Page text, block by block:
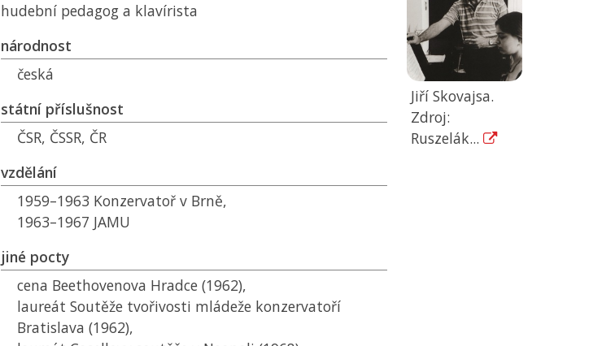
hudební pedagog a klavírista
národnost
česká
státní příslušnost
ČSR, ČSSR, ČR
vzdělání
1959–1963 Konzervatoř v Brně,
1963–1967 JAMU
jiné pocty
cena Beethovenova Hradce (1962),
laureát Soutěže tvořivosti mládeže konzervatoří
Bratislava (1962),
Jiří Skovajsa.
Zdroj:
Ruszelák...